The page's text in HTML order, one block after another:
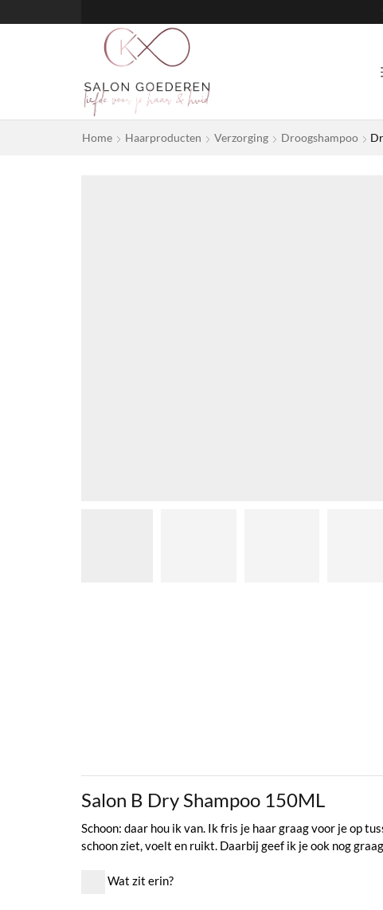
Home Haarproducten Verzorging Droogshampoo
Salon B Dry Shampoo 150ML
Schoon: daar hou ik van. Ik fris je haar graag voor je op
schoon ziet, voelt en ruikt. Daarbij geef ik je ook nog
Wat zit erin?